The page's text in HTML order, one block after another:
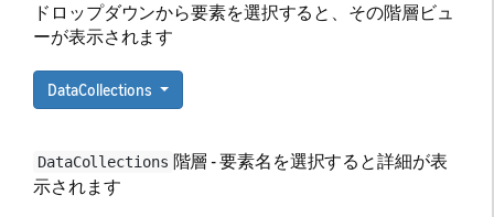
ドロップダウンから要素を選択すると、その階層ビュ
ーが表示されます
DataCollections
DataCollections 階層 - 要素名を選択すると詳細が表
示されます